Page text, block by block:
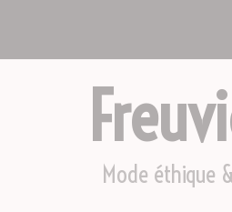
Mode éthique